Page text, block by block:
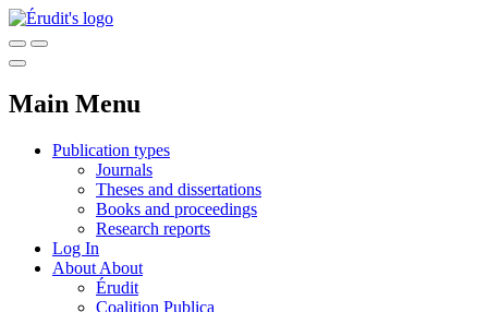
Main Menu
Publication types
Journals
Theses and dissertations
Books and proceedings
Research reports
Log In
About About
Érudit
Coalition Publica